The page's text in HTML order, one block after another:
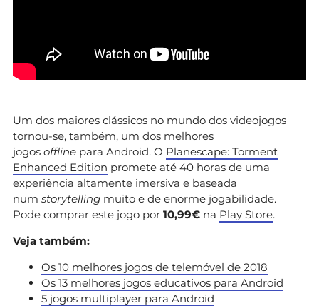
Um dos maiores clássicos no mundo dos videojogos
tornou-se, também, um dos melhores
jogos offline para Android. O Planescape: Torment
Enhanced Edition promete até 40 horas de uma
experiência altamente imersiva e baseada
num storytelling muito e de enorme jogabilidade.
Pode comprar este jogo por 10,99€ na Play Store.
Veja também:
Os 10 melhores jogos de telemóvel de 2018
Os 13 melhores jogos educativos para Android
5 jogos multiplayer para Android